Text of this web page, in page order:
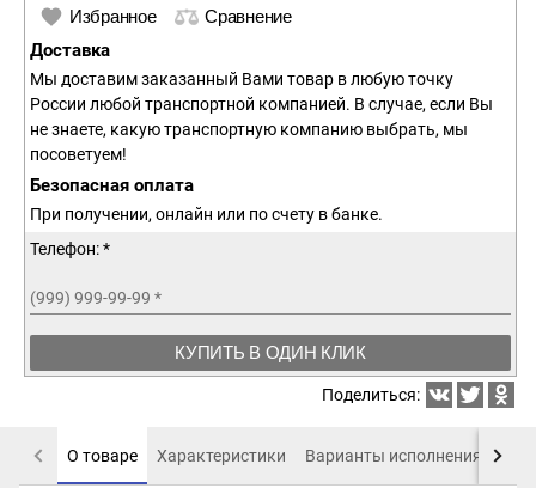
Избранное Сравнение
Доставка
Мы доставим заказанный Вами товар в любую точку
России любой транспортной компанией. В случае, если Вы
не знаете, какую транспортную компанию выбрать, мы
посоветуем!
Безопасная оплата
При получении, онлайн или по счету в банке.
Телефон: *
(999) 999-99-99 *
КУПИТЬ В ОДИН КЛИК
Поделиться:
О товаре Характеристики Варианты исполнения